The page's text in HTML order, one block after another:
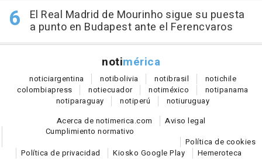
El Real Madrid de Mourinho sigue su puesta
a punto en Budapest ante el Ferencvaros
notimérica
noticiargentina notibolivia notibrasil notichile
colombiapress notiecuador notiméxico notipanama
notiparaguay notiperú notiuruguay
Acerca de notimerica.com
Aviso legal
Cumplimiento normativo
Política de cookies
Política de privacidad
Kiosko Google Play
Hemeroteca